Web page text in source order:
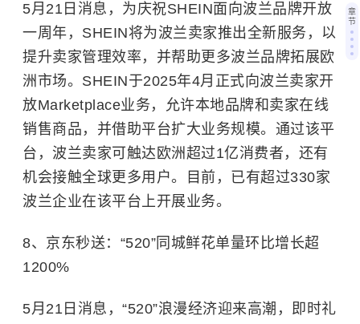
5月21日消息，为庆祝SHEIN面向波兰品牌开放
一周年，SHEIN将为波兰卖家推出全新服务，以
提升卖家管理效率，并帮助更多波兰品牌拓展欧
洲市场。SHEIN于2025年4月正式向波兰卖家开
放Marketplace业务，允许本地品牌和卖家在线
销售商品，并借助平台扩大业务规模。通过该平
台，波兰卖家可触达欧洲超过1亿消费者，还有
机会接触全球更多用户。目前，已有超过330家
波兰企业在该平台上开展业务。
8、京东秒送：“520”同城鲜花单量环比增长超
1200%
5月21日消息，“520”浪漫经济迎来高潮，即时礼
章
节